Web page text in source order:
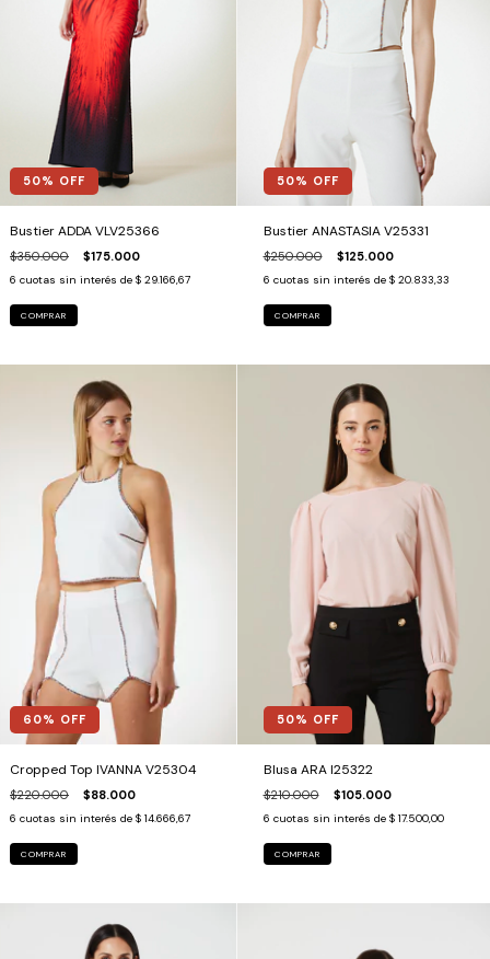
50% OFF
Bustier ADDA VLV25366
$350.000 $175.000
6 cuotas sin interés de $ 29.166,67
COMPRAR
50% OFF
Bustier ANASTASIA V25331
$250.000 $125.000
6 cuotas sin interés de $ 20.833,33
COMPRAR
60% OFF
Cropped Top IVANNA V25304
$220.000 $88.000
6 cuotas sin interés de $ 14.666,67
COMPRAR
50% OFF
Blusa ARA I25322
$210.000 $105.000
6 cuotas sin interés de $ 17.500,00
COMPRAR